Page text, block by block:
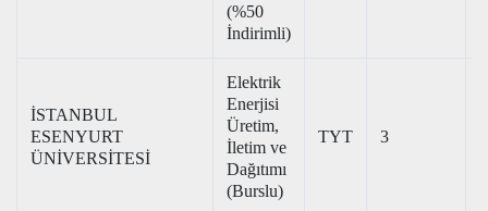
(%50
İndirimli)
İSTANBUL
ESENYURT
ÜNİVERSİTESİ
Elektrik
Enerjisi
Üretim,
İletim ve
Dağıtımı
(Burslu)
TYT 3